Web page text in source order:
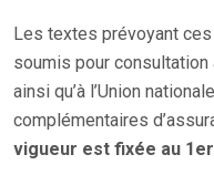
Les textes prévoyant
soumis pour consultation
ainsi qu’à l’Union
complémentaires
vigueur est fixée au